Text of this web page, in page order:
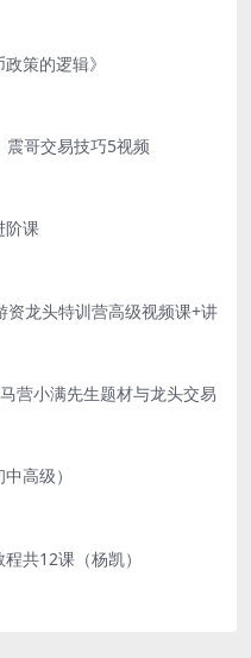
策的逻辑》
哥交易技巧5视频
阶课
资龙头特训营高级视频课+讲
营小满先生题材与龙头交易
高级）
共12课（杨凯）